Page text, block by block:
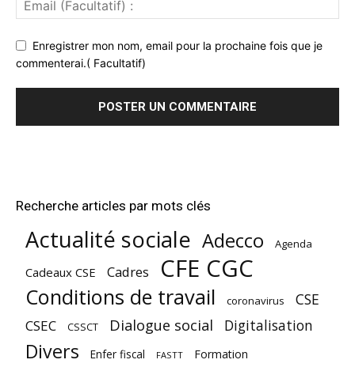
Enregistrer mon nom, email pour la prochaine fois que je
commenterai.( Facultatif)
Recherche articles par mots clés
Actualité sociale Adecco Agenda
Cadeaux CSE Cadres CFE CGC
Conditions de travail coronavirus CSE
CSEC CSSCT Dialogue social Digitalisation
Divers Enfer fiscal FASTT Formation